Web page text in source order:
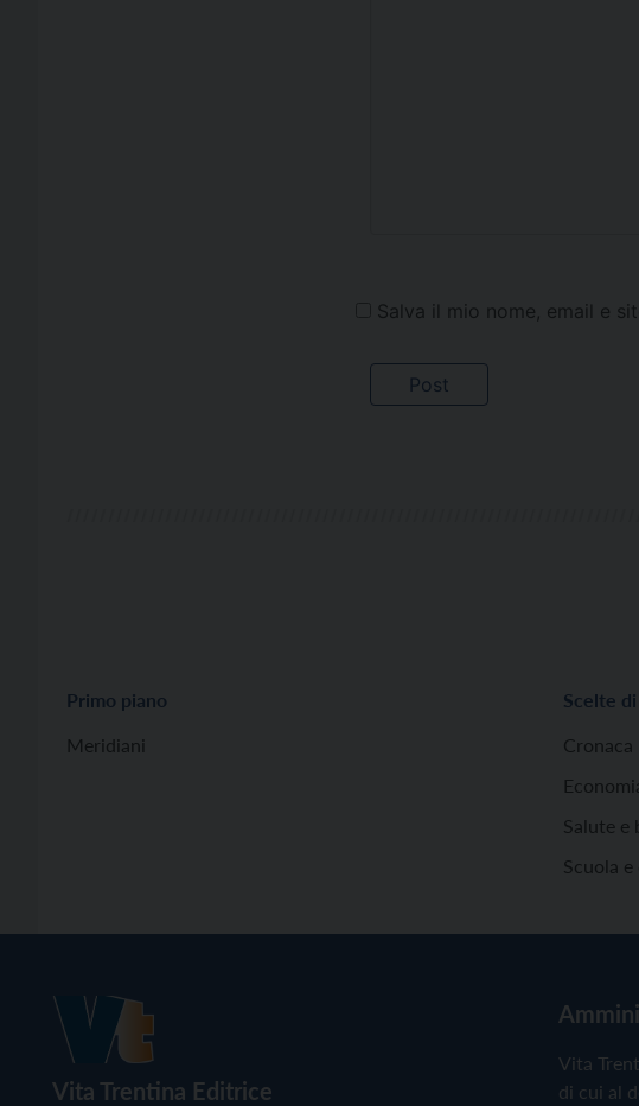
Salva il mio nome, email e
Primo piano
Meridiani
Scelte
Cronaca
Salute e
Scuola
Vita Trentina Editrice
Vita
di cui al